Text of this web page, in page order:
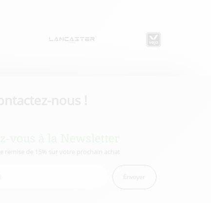
remise de 15% sur votre prochain achat
Envoyer